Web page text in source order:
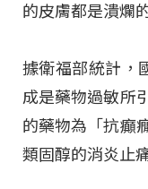
的皮膚都是潰爛的
據衛福部統計，
成是藥物過敏所
的藥物為「抗癲
類固醇的消炎止